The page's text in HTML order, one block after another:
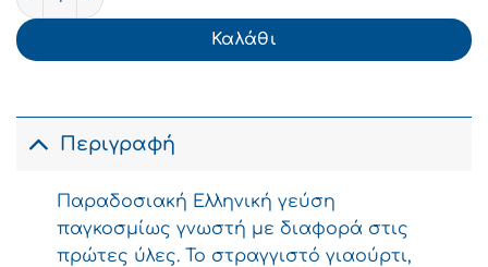
Καλάθι
Περιγραφή
Παραδοσιακή Ελληνική γεύση
παγκοσμίως γνωστή με διαφορά στις
πρώτες ύλες. Το στραγγιστό γιαούρτι,